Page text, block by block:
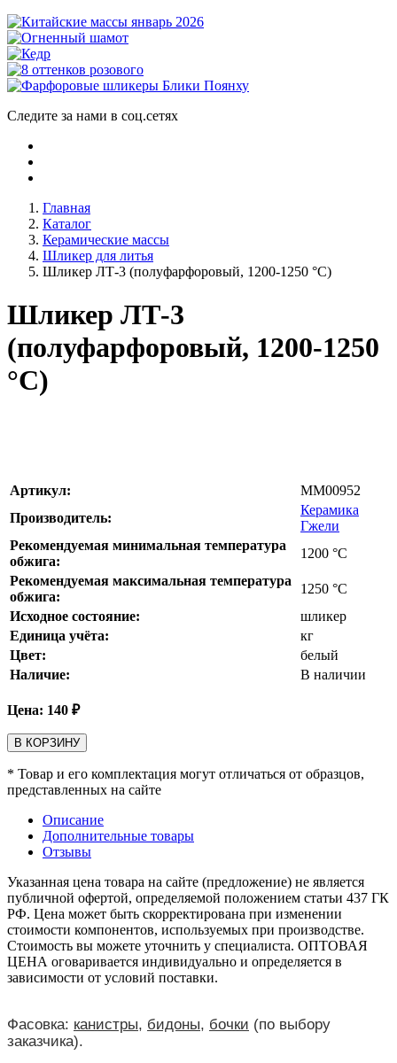
Следите за нами в соц.сетях
Главная
Каталог
Керамические массы
Шликер для литья
Шликер ЛТ-3 (полуфарфоровый, 1200-1250 °С)
Шликер ЛТ-3
(полуфарфоровый, 1200-1250
°С)
Артикул:
MM00952
Производитель:
Керамика
Гжели
Рекомендуемая минимальная температура
обжига:
1200 °С
Рекомендуемая максимальная температура
обжига:
1250 °С
Исходное состояние:
шликер
Единица учёта:
кг
Цвет:
белый
Наличие:
В наличии
Цена: 140 ₽
В КОРЗИНУ
* Товар и его комплектация могут отличаться от образцов,
представленных на сайте
Описание
Дополнительные товары
Отзывы
Указанная цена товара на сайте (предложение) не является
публичной офертой, определяемой положением статьи 437 ГК
РФ. Цена может быть скорректирована при изменении
стоимости компонентов, используемых при производстве.
Стоимость вы можете уточнить у специалиста. ОПТОВАЯ
ЦЕНА оговаривается индивидуально и определяется в
зависимости от условий поставки.
Фасовка: канистры, бидоны, бочки (по выбору
заказчика).